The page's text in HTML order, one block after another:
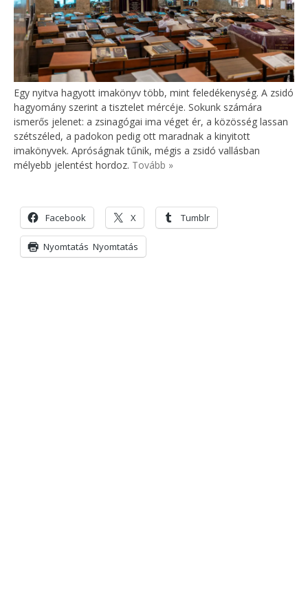
Egy nyitva hagyott imakönyv több, mint feledékenység. A zsidó
hagyomány szerint a tisztelet mércéje. Sokunk számára
ismerős jelenet: a zsinagógai ima véget ér, a közösség lassan
szétszéled, a padokon pedig ott maradnak a kinyitott
imakönyvek. Apróságnak tűnik, mégis a zsidó vallásban
mélyebb jelentést hordoz. Tovább »
Facebook X Tumblr
Nyomtatás Nyomtatás